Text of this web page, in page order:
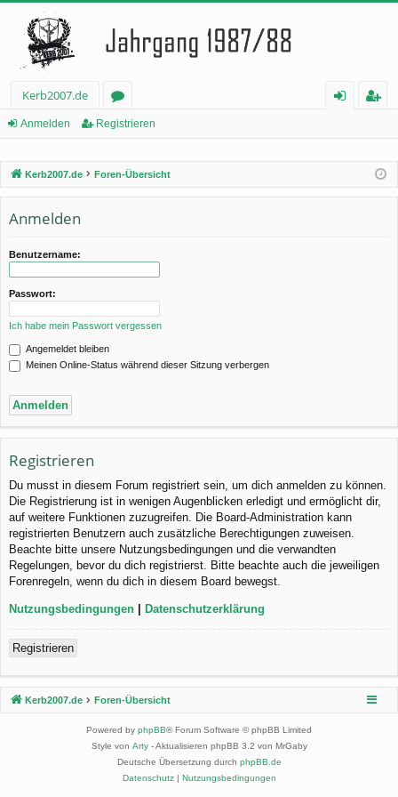
Kerb2007.de
or
rie
Anmelden Registrieren
Kerb2007.de Foren-Übersicht
Anmelden
Benutzername:
Passwort:
Ich habe mein Passwort vergessen
Angemeldet bleiben
Meinen Online-Status während dieser Sitzung verbergen
Registrieren
Du musst in diesem Forum registriert sein, um dich anmelden zu können.
Die Registrierung ist in wenigen Augenblicken erledigt und ermöglicht dir,
auf weitere Funktionen zuzugreifen. Die Board-Administration kann
registrierten Benutzern auch zusätzliche Berechtigungen zuweisen.
Beachte bitte unsere Nutzungsbedingungen und die verwandten
Regelungen, bevor du dich registrierst. Bitte beachte auch die jeweiligen
Forenregeln, wenn du dich in diesem Board bewegst.
Nutzungsbedingungen Datenschutzerklärung
Registrieren
Kerb2007.de Foren-Übersicht
Powered by phpBB® Forum Software © phpBB Limited
Style von Arty- Aktualisieren phpBB 3.2 von MrGaby
Deutsche Übersetzung durch phpBB.de
Datenschutz| Nutzungsbedingungen